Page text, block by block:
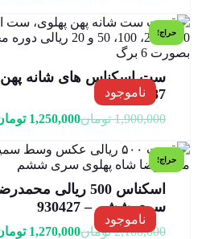
حراج!
ناموجود
ست اسکناس های شانه
17/229287
1,900,000 تومان1,250,000
حراج!
ناموجود
اسکناس 500 ریالی
سری ششم – 930427
2,100,000 تومان1,270,000